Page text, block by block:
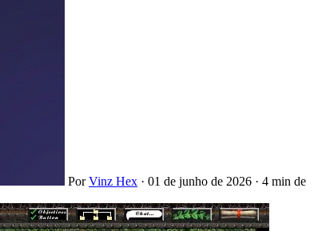
PorVinz Hex · 01 de junho de 2026 · 4 min de